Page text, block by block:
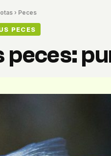
› Peces
PECES
peces: